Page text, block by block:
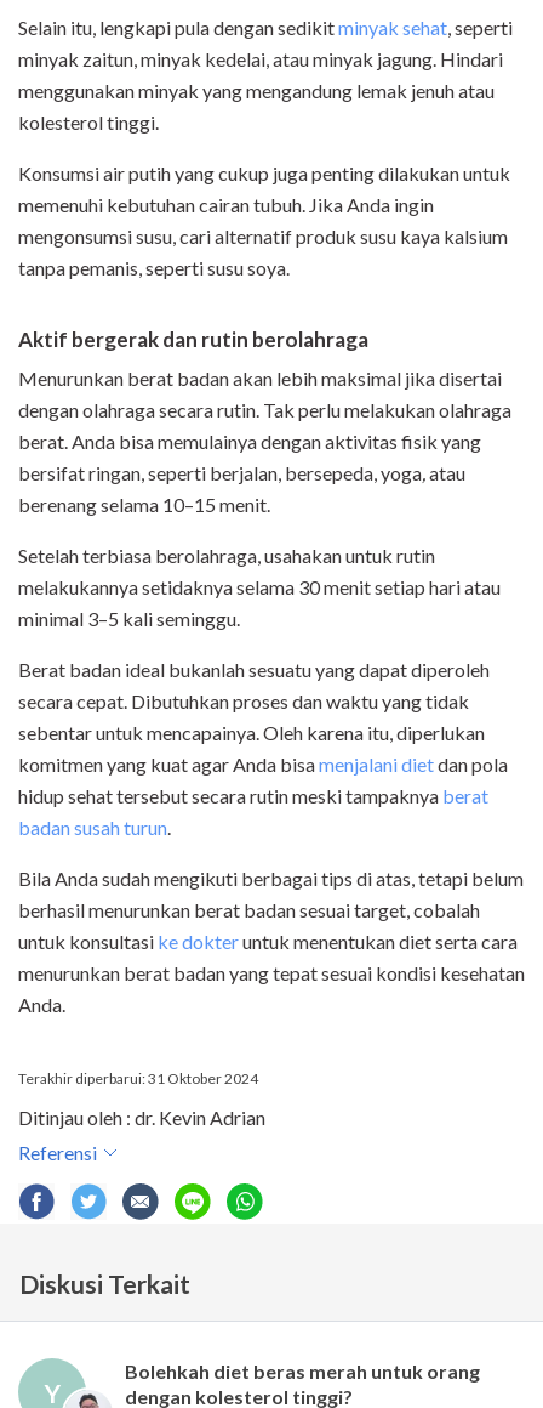
Selain itu, lengkapi pula dengan sedikitminyak sehat, seperti
minyak zaitun, minyak kedelai, atau minyak jagung. Hindari
menggunakan minyak yang mengandung lemak jenuh atau
kolesterol tinggi.
Konsumsi air putih yang cukup juga penting dilakukan untuk
memenuhi kebutuhan cairan tubuh. Jika Anda ingin
mengonsumsi susu, cari alternatif produk susu kaya kalsium
tanpa pemanis, seperti susu soya.
Aktif bergerak dan rutin berolahraga
Menurunkan berat badan akan lebih maksimal jika disertai
dengan olahraga secara rutin. Tak perlu melakukan olahraga
berat. Anda bisa memulainya dengan aktivitas fisik yang
bersifat ringan, seperti berjalan, bersepeda, yoga,atau
berenang selama 10–15 menit.
Setelah terbiasa berolahraga, usahakan untuk rutin
melakukannya setidaknya selama 30 menit setiap hari atau
minimal 3–5 kali seminggu.
Berat badan ideal bukanlah sesuatu yang dapat diperoleh
secara cepat. Dibutuhkan proses dan waktu yang tidak
sebentar untuk mencapainya. Oleh karena itu, diperlukan
komitmen yang kuat agar Anda bisamenjalani dietdan pola
hidup sehat tersebut secara rutin meski tampaknya berat
badan susah turun.
Bila Anda sudah mengikuti berbagai tips di atas, tetapi belum
berhasil menurunkan berat badan sesuai target, cobalah
untuk konsultasi ke dokteruntuk menentukan diet serta cara
menurunkan berat badan yang tepat sesuai kondisi kesehatan
Anda.
Terakhir diperbarui: 31 Oktober 2024